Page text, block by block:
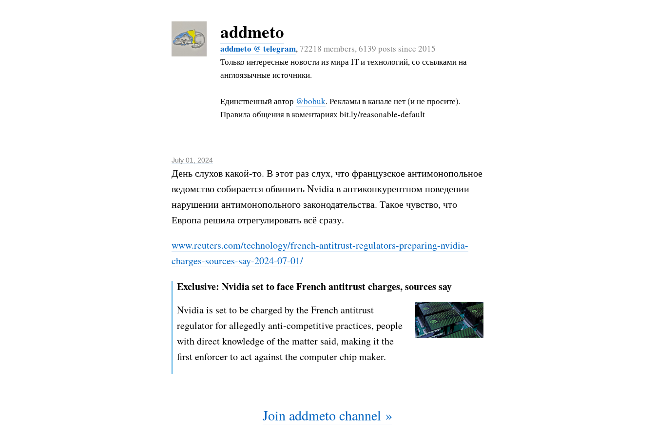
addmeto
addmeto @ telegram,72218 members, 6139 posts since 2015
Только интересные новости из мира IT и технологий, со ссылками на
англоязычные источники.
Единственный автор @bobuk. Рекламы в канале нет (и не просите).
Правила общения в коментариях bit.ly/reasonable-default
July 01, 2024
День слухов какой-то. В этот раз слух, что французское антимонопольное
ведомство собирается обвинить Nvidia в антиконкурентном поведении
нарушении антимонопольного законодательства. Такое чувство, что
Европа решила отрегулировать всё сразу.
www.reuters.com/technology/french-antitrust-regulators-preparing-nvidia-
charges-sources-say-2024-07-01/
Exclusive: Nvidia set to face French antitrust charges, sources say
Nvidia is set to be charged by the French antitrust
regulator for allegedly anti-competitive practices, people
with direct knowledge of the matter said, making it the
first enforcer to act against the computer chip maker.
Join addmeto channel »